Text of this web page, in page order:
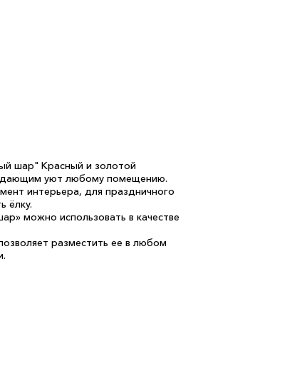
шар" Красный и золотой
уют любому помещению.
интерьера, для праздничного
ёлку.
можно использовать в качестве
разместить ее в любом